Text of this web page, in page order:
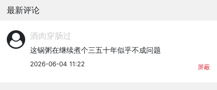
最新评论
酒肉穿肠过
这锅粥在继续煮个三五十年似乎不成问题
2026-06-04 11:22 屏蔽